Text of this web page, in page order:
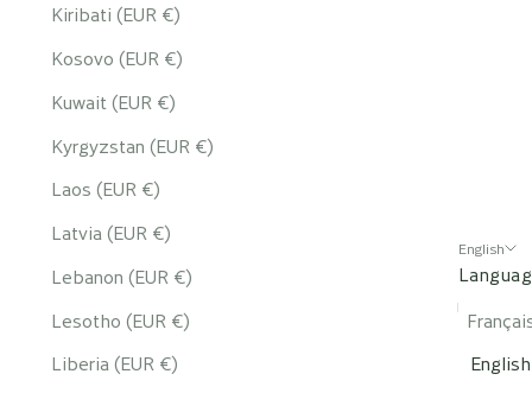
Kiribati (EUR €)
Kosovo (EUR €)
Kuwait (EUR €)
Kyrgyzstan (EUR €)
Laos (EUR €)
Latvia (EUR €)
Lebanon (EUR €)
Lesotho (EUR €)
Liberia (EUR €)
English
English